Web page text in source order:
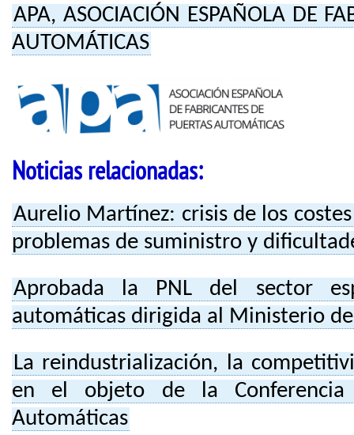
APA, ASOCIACIÓN ESPAÑOLA DE
AUTOMÁTICAS
Noticias relacionadas:
Aurelio Martínez: crisis de los
problemas de suministro y
Aprobada la PNL del sector
automáticas dirigida al Ministerio
La reindustrialización, la
en el objeto de la
Automáticas